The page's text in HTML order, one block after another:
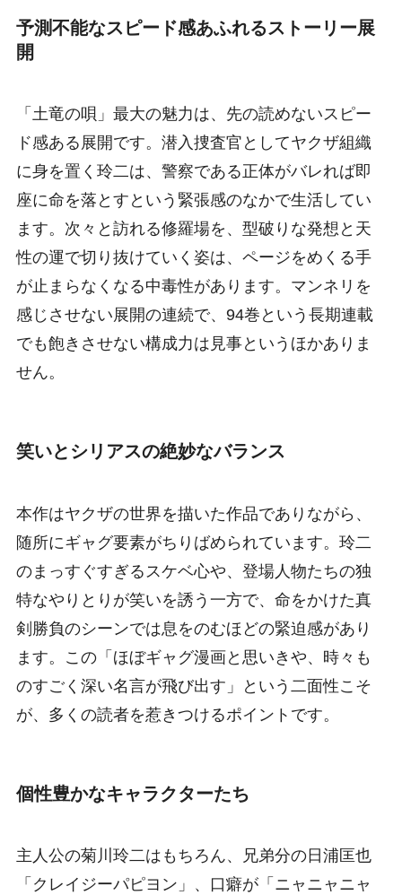
予測不能なスピード感あふれるストーリー展
開
「土竜の唄」最大の魅力は、先の読めないスピー
ド感ある展開です。潜入捜査官としてヤクザ組織
に身を置く玲二は、警察である正体がバレれば即
座に命を落とすという緊張感のなかで生活してい
ます。次々と訪れる修羅場を、型破りな発想と天
性の運で切り抜けていく姿は、ページをめくる手
が止まらなくなる中毒性があります。マンネリを
感じさせない展開の連続で、94巻という長期連載
でも飽きさせない構成力は見事というほかありま
せん。
笑いとシリアスの絶妙なバランス
本作はヤクザの世界を描いた作品でありながら、
随所にギャグ要素がちりばめられています。玲二
のまっすぐすぎるスケベ心や、登場人物たちの独
特なやりとりが笑いを誘う一方で、命をかけた真
剣勝負のシーンでは息をのむほどの緊迫感があり
ます。この「ほぼギャグ漫画と思いきや、時々も
のすごく深い名言が飛び出す」という二面性こそ
が、多くの読者を惹きつけるポイントです。
個性豊かなキャラクターたち
主人公の菊川玲二はもちろん、兄弟分の日浦匡也
「クレイジーパピヨン」、口癖が「ニャニャニャ